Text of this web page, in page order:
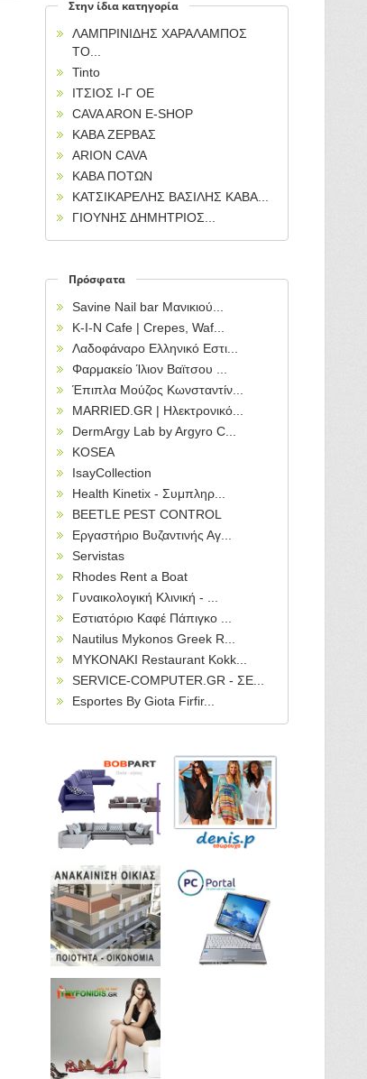
Στην ίδια κατηγορία
ΛΑΜΠΡΙΝΙΔΗΣ ΧΑΡΑΛΑΜΠΟΣ
ΤΟ...
Tinto
ΙΤΣΙΟΣ Ι-Γ ΟΕ
CAVA ARON E-SHOP
ΚΑΒΑ ΖΕΡΒΑΣ
ARION CAVA
ΚΑΒΑ ΠΟΤΩΝ
ΚΑΤΣΙΚΑΡΕΛΗΣ ΒΑΣΙΛΗΣ ΚΑΒΑ...
ΓΙΟΥΝΗΣ ΔΗΜΗΤΡΙΟΣ...
Πρόσφατα
Savine Nail bar Μανικιού...
Κ-Ι-Ν Cafe | Crepes, Waf...
Λαδοφάναρο Ελληνικό Εστι...
Φαρμακείο Ίλιον Βαϊτσου ...
Έπιπλα Μούζος Κωνσταντίν...
MARRIED.GR | Ηλεκτρονικό...
DermArgy Lab by Argyro C...
KOSEA
IsayCollection
Health Kinetix - Συμπληρ...
BEETLE PEST CONTROL
Εργαστήριο Βυζαντινής Αγ...
Servistas
Rhodes Rent a Boat
Γυναικολογική Κλινική - ...
Εστιατόριο Καφέ Πάπιγκο ...
Nautilus Mykonos Greek R...
MYKONAKI Restaurant Kokk...
SERVICE-COMPUTER.GR - ΣΕ...
Esportes By Giota Firfir...